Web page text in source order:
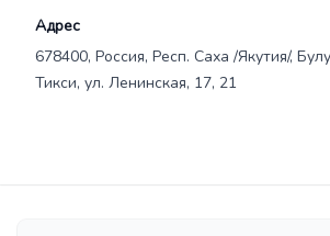
Адрес
678400, Россия, Респ. Саха /Якутия/,
Тикси, ул. Ленинская, 17, 21